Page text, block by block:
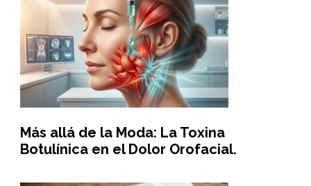
Más allá de la Moda: La Toxina
Botulínica en el Dolor Orofacial.